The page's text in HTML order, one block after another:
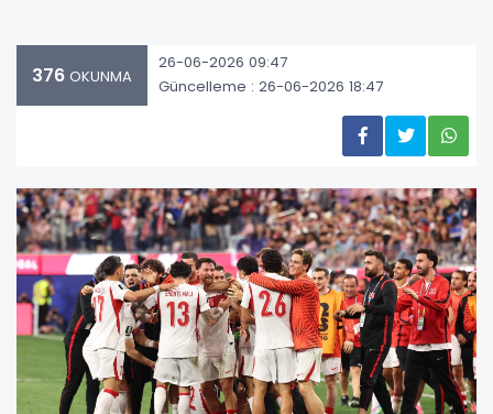
376 OKUNMA
26-06-2026 09:47
Güncelleme : 26-06-2026 18:47